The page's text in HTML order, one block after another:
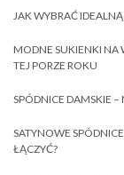
JAK WYBRAĆ
MODNE SUKIENKI NA
TEJ PORZE ROKU
SPÓDNICE DAMSKIE
SATYNOWE
ŁĄCZYĆ?